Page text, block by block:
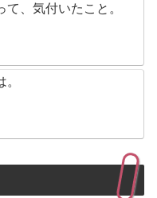
て、気付いたこと。